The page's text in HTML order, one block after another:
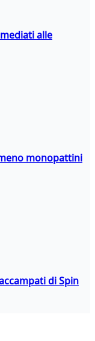
alle
monopattini
di Spin